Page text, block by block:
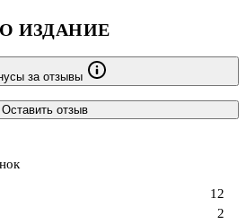
ИЗДАНИЕ
за отзывы
Оставить отзыв
2
12